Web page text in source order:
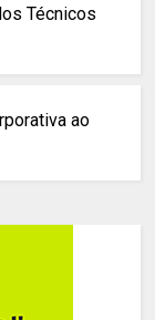
Técnicos
ao